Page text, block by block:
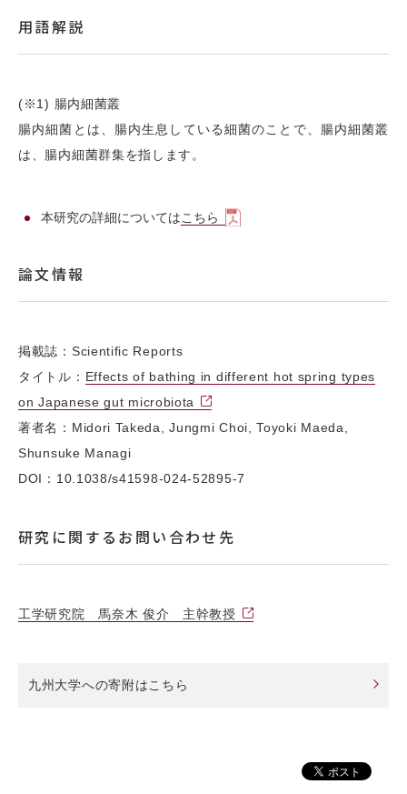
用語解説
(※1) 腸内細菌叢
腸内細菌とは、腸内生息している細菌のことで、腸内細菌叢
は、腸内細菌群集を指します。
本研究の詳細についてはこちら
論文情報
掲載誌：Scientific Reports
タイトル： Effects of bathing in different hot spring types
on Japanese gut microbiota
著者名：Midori Takeda, Jungmi Choi, Toyoki Maeda,
Shunsuke Managi
DOI：10.1038/s41598-024-52895-7
研究に関するお問い合わせ先
⼯学研究院 ⾺奈⽊ 俊介 主幹教授
九州大学への寄附はこちら